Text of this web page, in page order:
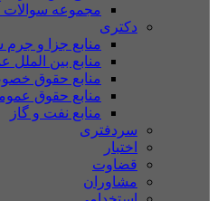
مجموعه سوالات
دکتری
منابع جزا و
منابع بین الملل
منابع حقوق
منابع حقوق
منابع نفت و گاز
سردفتری
اختبار
قضاوت
مشاوران